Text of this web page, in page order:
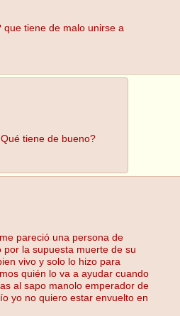
tiene de malo unirse a
tiene de bueno?
pareció una persona de
por la supuesta muerte de su
vivo y solo lo hizo para
quién lo va a ayudar cuando
al sapo manolo emperador de
yo no quiero estar envuelto en